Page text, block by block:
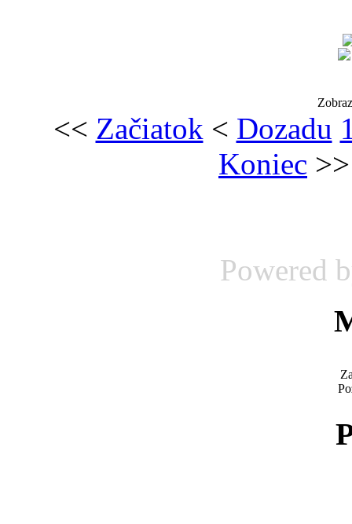
<< Začiatok < Dozadu
Koniec >>
Powered